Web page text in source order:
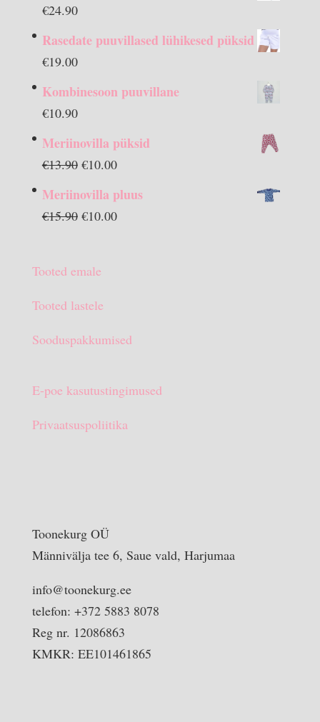
€24.90
Rasedate puuvillased lühikesed püksid
€19.00
Kombinesoon puuvillane
€10.90
Meriinovilla püksid
€13.90 Algne
€10.00Praegune
on:
Meriinovilla pluus
€15.90 Algne
€15.90.
€10.00Praegune
Tooted emale
Tooted lastele
Sooduspakkumised
E-poe kasutustingimused
Privaatsuspoliitika
Toonekurg OÜ
Männivälja tee 6, Saue vald, Harjumaa
info@toonekurg.ee
telefon: +372 5883 8078
Reg nr. 12086863
KMKR: EE101461865